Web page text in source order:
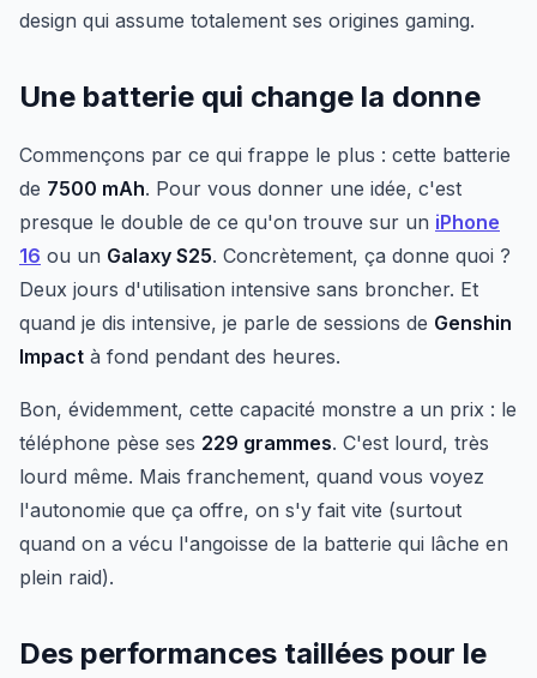
design qui assume totalement ses origines gaming.
Une batterie qui change la donne
Commençons par ce qui frappe le plus : cette batterie
de 7500 mAh. Pour vous donner une idée, c'est
presque le double de ce qu'on trouve sur un iPhone
16 ou un Galaxy S25. Concrètement, ça donne quoi ?
Deux jours d'utilisation intensive sans broncher. Et
quand je dis intensive, je parle de sessions de Genshin
Impact à fond pendant des heures.
Bon, évidemment, cette capacité monstre a un prix : le
téléphone pèse ses 229 grammes. C'est lourd, très
lourd même. Mais franchement, quand vous voyez
l'autonomie que ça offre, on s'y fait vite (surtout
quand on a vécu l'angoisse de la batterie qui lâche en
plein raid).
Des performances taillées pour le